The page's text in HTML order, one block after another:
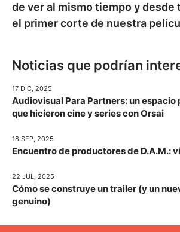
de ver al mismo tiempo y desde
el primer corte de nuestra
Noticias que podrían
17 DIC, 2025
Audiovisual Para Partners: un espacio
que hicieron cine y series con Orsai
18 SEP, 2025
Encuentro de productores de D.A.M.:
22 JUL, 2025
Cómo se construye un trailer (y un
genuino)